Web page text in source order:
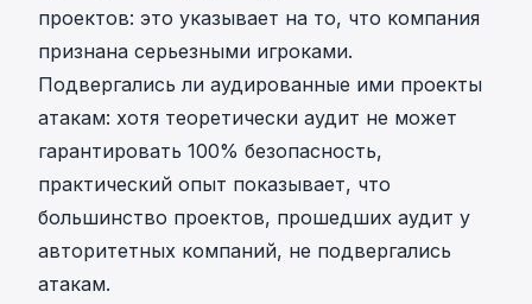
проектов: это указывает на то, что компания
признана серьезными игроками.
Подвергались ли аудированные ими проекты
атакам: хотя теоретически аудит не может
гарантировать 100% безопасность,
практический опыт показывает, что
большинство проектов, прошедших аудит у
авторитетных компаний, не подвергались
атакам.